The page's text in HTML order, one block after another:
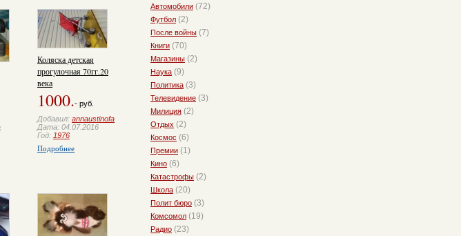
Коляска детская
прогулочная 70гг.20
века
1000.- руб.
Добавил: annaustinofa
Дата: 04.07.2016
Год: 1976
Подробнее
Автомобили (72)
Футбол (2)
После войны (7)
Книги (70)
Магазины (2)
Наука (9)
Политика (3)
Телевидение (3)
Милиция (2)
Отдых (2)
Космос (6)
Премии (1)
Кино (6)
Катастрофы (2)
Школа (20)
Полит бюро (3)
Комсомол (19)
Радио (23)